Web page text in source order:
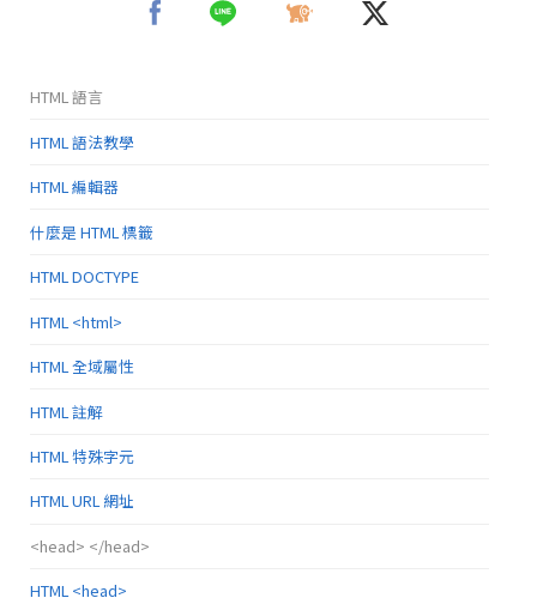
HTML 語言
HTML 語法教學
HTML 編輯器
什麼是 HTML 標籤
HTML DOCTYPE
HTML <html>
HTML 全域屬性
HTML 註解
HTML 特殊字元
HTML URL 網址
<head> </head>
HTML <head>